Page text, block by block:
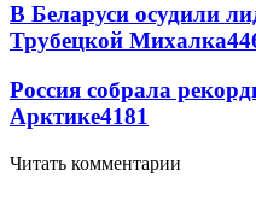
В Беларуси осудили
Трубецкой Михалка
Россия собрала
Арктике4181
Читать комментарии